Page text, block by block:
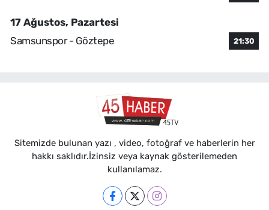
17 Ağustos, Pazartesi
Samsunspor - Göztepe
21:30
Sitemizde bulunan yazı , video, fotoğraf ve haberlerin her
hakkı saklıdır.İzinsiz veya kaynak gösterilemeden
kullanılamaz.